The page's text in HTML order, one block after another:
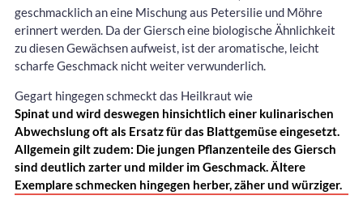
geschmacklich an eine Mischung aus Petersilie und Möhre
erinnert werden. Da der Giersch eine biologische Ähnlichkeit
zu diesen Gewächsen aufweist, ist der aromatische, leicht
scharfe Geschmack nicht weiter verwunderlich.
Gegart hingegen schmeckt das Heilkraut wie
Spinat und wird deswegen hinsichtlich einer kulinarischen
Abwechslung oft als Ersatz für das Blattgemüse eingesetzt.
Allgemein gilt zudem: Die jungen Pflanzenteile des Giersch
sind deutlich zarter und milder im Geschmack. Ältere
Exemplare schmecken hingegen herber, zäher und würziger.